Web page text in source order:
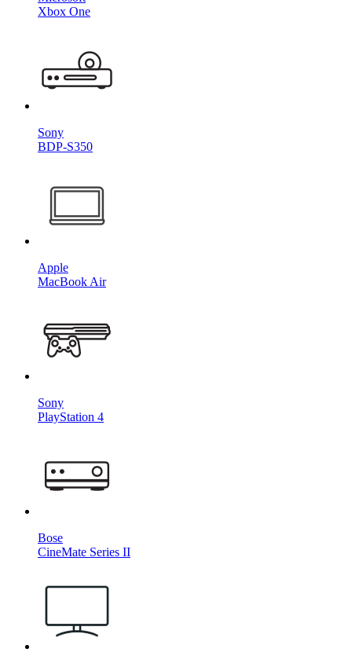
Xbox One
Sony
BDP-S350
Apple
MacBook Air
Sony
PlayStation 4
Bose
CineMate Series II